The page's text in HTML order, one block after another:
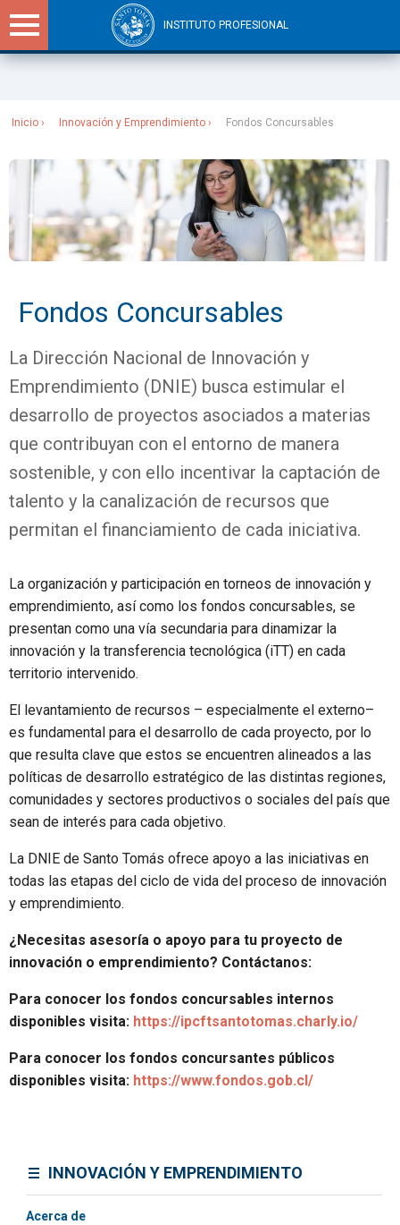
INSTITUTO PROFESIONAL
Inicio Innovación y Emprendimiento Fondos Concursables
Fondos Concursables
La Dirección Nacional de Innovación y
Emprendimiento (DNIE) busca estimular el
desarrollo de proyectos asociados a materias
que contribuyan con el entorno de manera
sostenible, y con ello incentivar la captación de
talento y la canalización de recursos que
permitan el financiamiento de cada iniciativa.
La organización y participación en torneos de innovación y
emprendimiento, así como los fondos concursables, se
presentan como una vía secundaria para dinamizar la
innovación y la transferencia tecnológica (iTT) en cada
territorio intervenido.
El levantamiento de recursos – especialmente el externo–
es fundamental para el desarrollo de cada proyecto, por lo
que resulta clave que estos se encuentren alineados a las
políticas de desarrollo estratégico de las distintas regiones,
comunidades y sectores productivos o sociales del país que
sean de interés para cada objetivo.
La DNIE de Santo Tomás ofrece apoyo a las iniciativas en
todas las etapas del ciclo de vida del proceso de innovación
y emprendimiento.
¿Necesitas asesoría o apoyo para tu proyecto de
innovación o emprendimiento? Contáctanos:
Para conocer los fondos concursables internos
disponibles visita: https://ipcftsantotomas.charly.io/
Para conocer los fondos concursantes públicos
disponibles visita: https://www.fondos.gob.cl/
INNOVACIÓN Y EMPRENDIMIENTO
Acerca de